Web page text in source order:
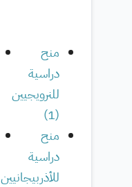
منح
دراسية
للنرويجيين
(
1
)
منح
دراسية
للأذربيجانيين